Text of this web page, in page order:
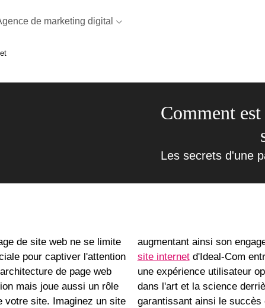
de marketing digital
Comment
Les secrets d'une
de site web ne se limite
pour captiver l'attention
de page web
mais joue aussi un rôle
votre site. Imaginez un site
augmentant ainsi son
site internetd'Ideal-Com
une expérience utilisateur
dans l'art et la science
garantissant ainsi le